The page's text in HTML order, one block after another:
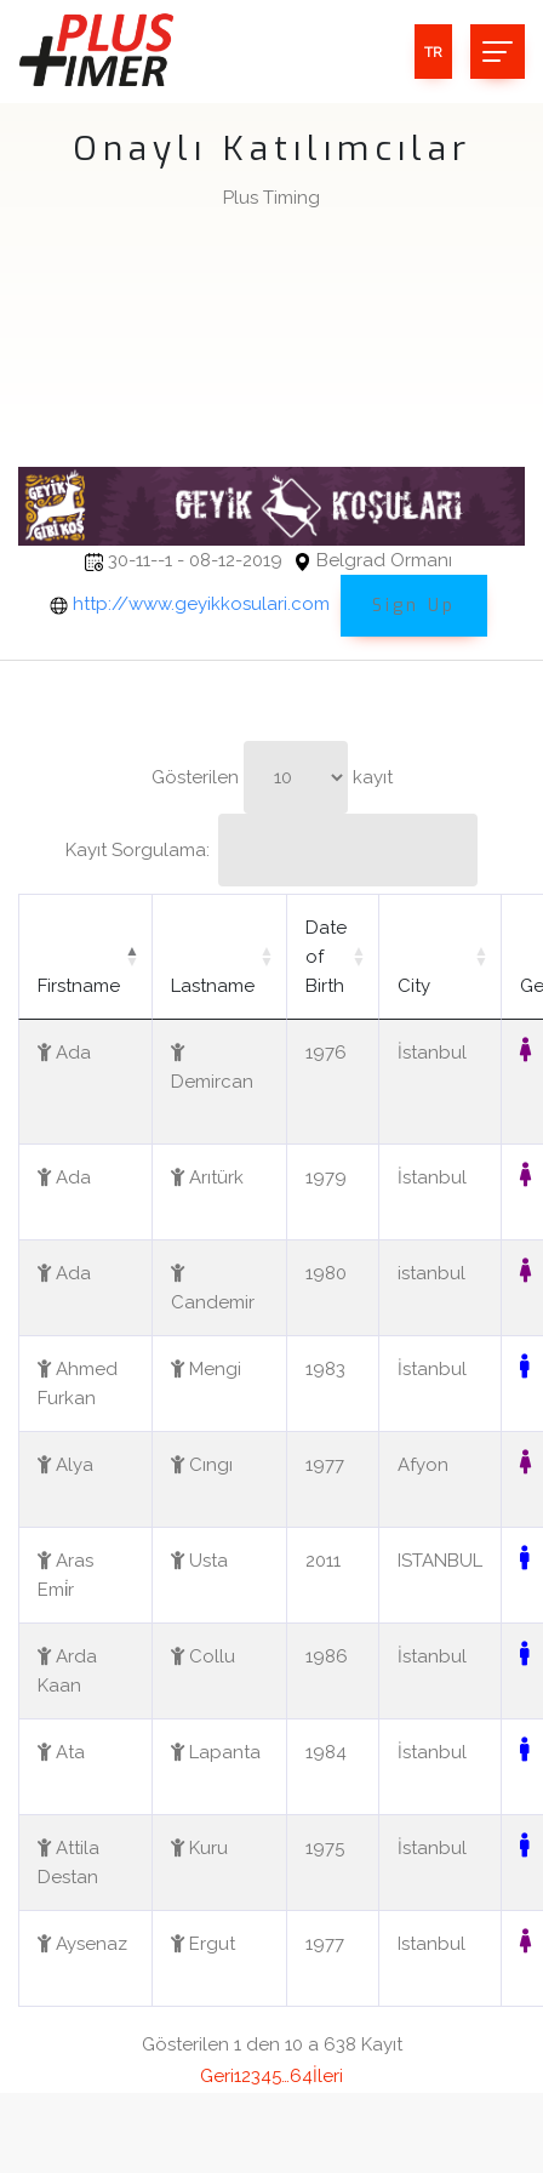
TR
Onaylı Katılımcılar
Plus Timing
30-11--1 - 08-12-2019 Belgrad Ormanı
http://www.geyikkosulari.com Sign Up
Gösterilen kayıt
Kayıt Sorgulama:
Firstname Lastname
Date
of
Birth
City
Ada
Demircan
1976 İstanbul
Ada Arıtürk 1979 İstanbul
Ada
Candemir
1980 istanbul
Ahmed
Furkan
Mengi 1983 İstanbul
Alya Cıngı 1977 Afyon
Aras
Emi̇r
Usta 2011 ISTANBUL
Arda
Kaan
Collu 1986 İstanbul
Ata Lapanta 1984 İstanbul
Attila
Destan
Kuru 1975 İstanbul
Aysenaz Ergut 1977 Istanbul
Gösterilen 1 den 10 a 638 Kayıt
Geri12345…64İleri